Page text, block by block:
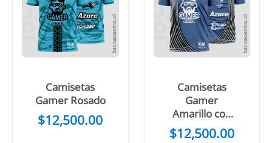
Camisetas
Gamer Rosado
$12,500.00
Camisetas
Gamer
Amarillo con
rayas
$12,500.00